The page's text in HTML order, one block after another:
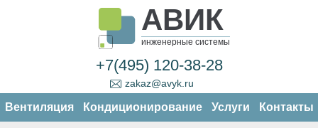
АВИК
инженерные системы
+7(495) 120-38-28
zakaz@avyk.ru
Вентиляция Кондиционирование Услуги Контакты